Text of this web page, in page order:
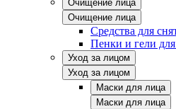
Очищение лица
Очищение лица
Средства для
Пенки и гели
Уход за лицом
Уход за лицом
Маски для лица
Маски для лица